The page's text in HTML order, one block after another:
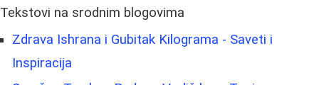
Tekstovi na srodnim blogovima
Zdrava Ishrana i Gubitak Kilograma - Saveti i
Inspiracija